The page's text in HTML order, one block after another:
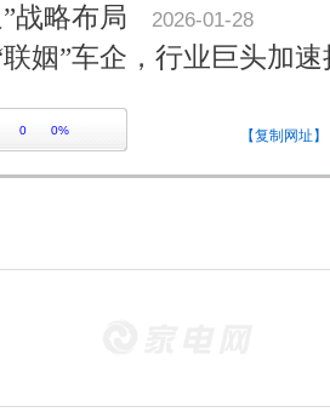
战略布局
2026-01-28
姻”车企，行业巨头加速
0 0% 【复制网址】